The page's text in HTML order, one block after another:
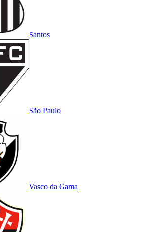
Santos
São Paulo
Vasco da Gama